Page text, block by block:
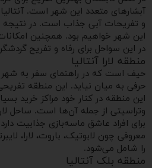
آبشارهای متعدد این شهر است.
و تفریحات آبی جذاب است. در
این شهر خواهیم بود. همچنین
در این سواحل برای رفاه و تفریح
منطقه لارا آنتالیا
حیف است که در راهنمای سفر به شهر
حرفی به میان نیاید. این منطقه تفریحی
این منطقه در کنار خود مراکز خرید
وتراسیتی از جمله آن‌ها است. ساحل
برای افراد عاشق ماسه‌بازی جذابیت
معروفی چون لابوتیک، باروت، لارا،
را شامل می‌شود.
منطقه بلک آنتالیا